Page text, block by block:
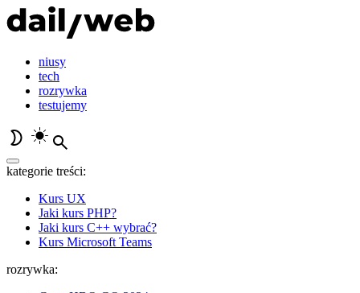
niusy
tech
rozrywka
testujemy
kategorie treści:
Kurs UX
Jaki kurs PHP?
Jaki kurs C++ wybrać?
Kurs Microsoft Teams
rozrywka: